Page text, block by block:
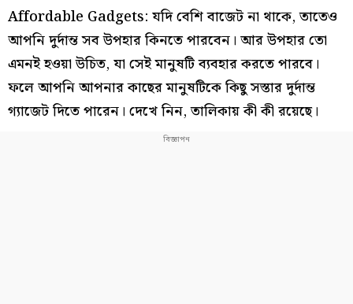
Affordable Gadgets: যদি বেশি বাজেট না থাকে, তাতেও
আপনি দুর্দান্ত সব উপহার কিনতে পারবেন। আর উপহার তো
এমনই হওয়া উচিত, যা সেই মানুষটি ব্যবহার করতে পারবে।
ফলে আপনি আপনার কাছের মানুষটিকে কিছু সস্তার দুর্দান্ত
গ্যাজেট দিতে পারেন। দেখে নিন, তালিকায় কী কী রয়েছে।